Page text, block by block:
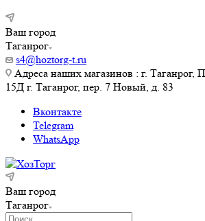
Ваш город
Таганрог
s4@hoztorg-t.ru
Адреса наших магазинов : г. Таганрог,
15Д г. Таганрог, пер. 7 Новый, д. 83
Вконтакте
Telegram
WhatsApp
Ваш город
Таганрог